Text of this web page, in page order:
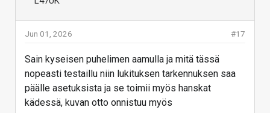
Vastaa
#17
Jun 01, 2026
Sain kyseisen puhelimen aamulla ja mitä tässä
nopeasti testaillu niin lukituksen tarkennuksen saa
päälle asetuksista ja se toimii myös hanskat
kädessä, kuvan otto onnistuu myös